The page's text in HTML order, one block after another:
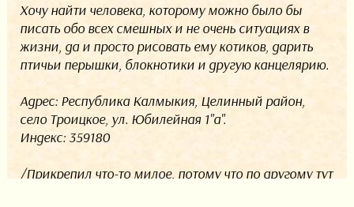
Хочу найти человека, которому можно было бы
писать обо всех смешных и не очень ситуациях в
жизни, да и просто рисовать ему котиков, дарить
птичьи перышки, блокнотики и другую канцелярию.
Адрес: Республика Калмыкия, Целинный район,
село Троицкое, ул. Юбилейная 1"а".
Индекс: 359180
/Прикрепил что-то милое, потому что по другому тут